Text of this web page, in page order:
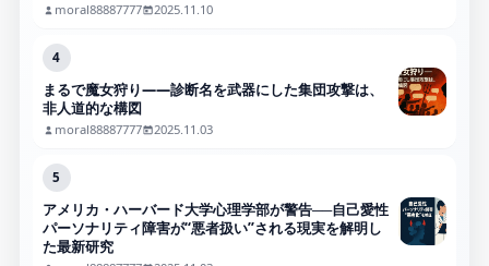
moral88887777 2025.11.10
4
まるで魔女狩り——診断名を武器にした集団攻撃は、
非人道的な構図
moral88887777 2025.11.03
5
アメリカ・ハーバード大学心理学部が警告──自己愛性
パーソナリティ障害が“悪者扱い”される現実を解明し
た最新研究